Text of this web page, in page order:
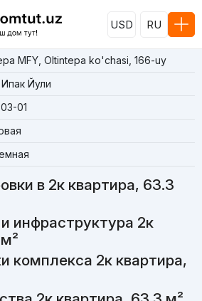
USD RU
MFY, Oltintepa ko'chasi, 166-uy
Йули
01
в 2к квартира, 63.3
инфраструктура 2к
комплекса 2к квартира,